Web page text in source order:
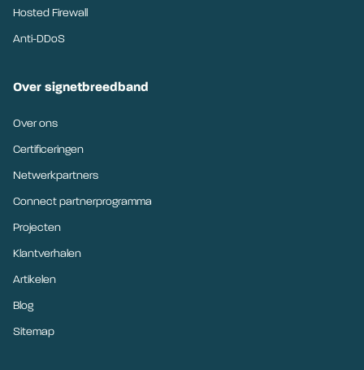
Hosted Firewall
Anti-DDoS
Over signetbreedband
Over ons
Certificeringen
Netwerkpartners
Connect partnerprogramma
Projecten
Klantverhalen
Artikelen
Blog
Sitemap